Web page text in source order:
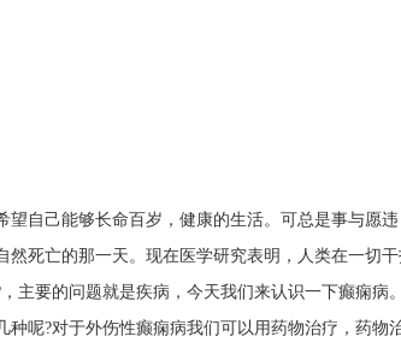
望自己能够长命百岁，健康的生活。可总是事与愿
然死亡的那一天。现在医学研究表明，人类在一切
主要的问题就是疾病，今天我们来认识一下癫痫病。
种呢?对于外伤性癫痫病我们可以用药物治疗，药物